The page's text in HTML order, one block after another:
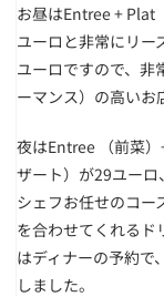
お昼はEntree +
ユーロと非常にリー
ユーロですので、非
ーマンス）の高いお
夜はEntree （前菜
ザート）が29ユー
シェフお任せのコー
を合わせてくれるド
はディナーの予約で
しました。